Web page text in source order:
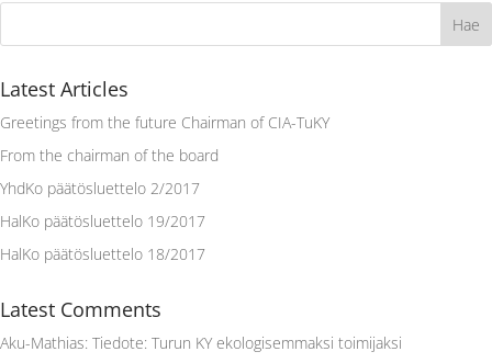
Latest Articles
Greetings from the future Chairman of CIA-TuKY
From the chairman of the board
YhdKo päätösluettelo 2/2017
HalKo päätösluettelo 19/2017
HalKo päätösluettelo 18/2017
Latest Comments
Aku-Mathias: Tiedote: Turun KY ekologisemmaksi toimijaksi